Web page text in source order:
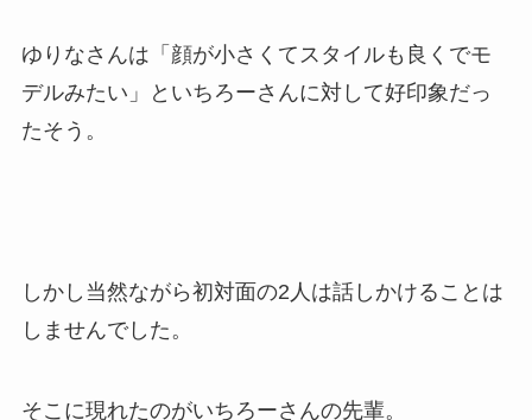
ゆりなさんは「顔が小さくてスタイルも良くでモ
デルみたい」といちろーさんに対して好印象だっ
たそう。
しかし当然ながら初対面の2人は話しかけることは
しませんでした。
そこに現れたのがいちろーさんの先輩。